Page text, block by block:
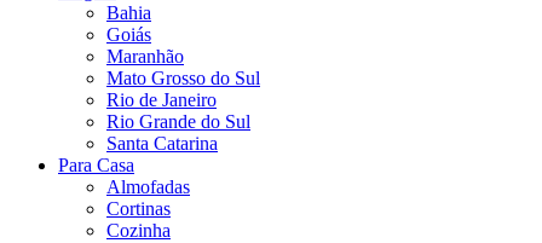
Bahia
Goiás
Maranhão
Mato Grosso do Sul
Rio de Janeiro
Rio Grande do Sul
Santa Catarina
Para Casa
Almofadas
Cortinas
Cozinha